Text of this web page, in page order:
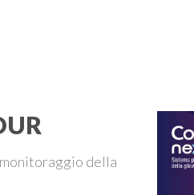
della